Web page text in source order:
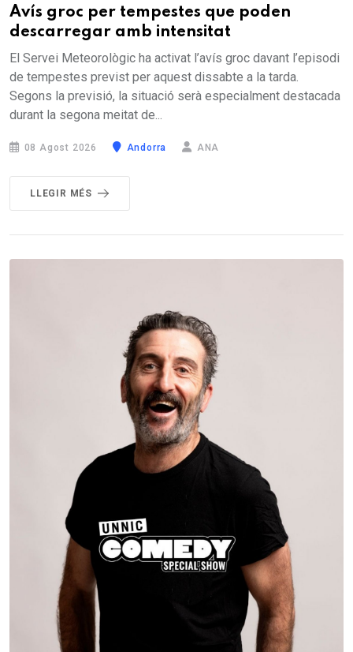
Avís groc per tempestes que poden
descarregar amb intensitat
El Servei Meteorològic ha activat l’avís groc davant l’episodi
de tempestes previst per aquest dissabte a la tarda.
Segons la previsió, la situació serà especialment destacada
durant la segona meitat de...
08 Agost 2026 Andorra ANA
LLEGIR MÉS